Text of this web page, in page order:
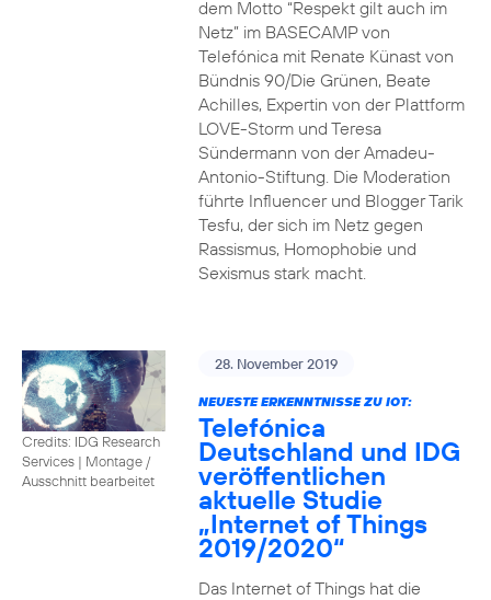
dem Motto “Respekt gilt auch im
Netz” im BASECAMP von
Telefónica mit Renate Künast von
Bündnis 90/Die Grünen, Beate
Achilles, Expertin von der Plattform
LOVE-Storm und Teresa
Sündermann von der Amadeu-
Antonio-Stiftung. Die Moderation
führte Influencer und Blogger Tarik
Tesfu, der sich im Netz gegen
Rassismus, Homophobie und
Sexismus stark macht.
Credits: IDG Research
Services | Montage /
Ausschnitt bearbeitet
28. November 2019
NEUESTE ERKENNTNISSE ZU IOT:
Telefónica
Deutschland und IDG
veröffentlichen
aktuelle Studie
„Internet of Things
2019/2020“
Das Internet of Things hat die